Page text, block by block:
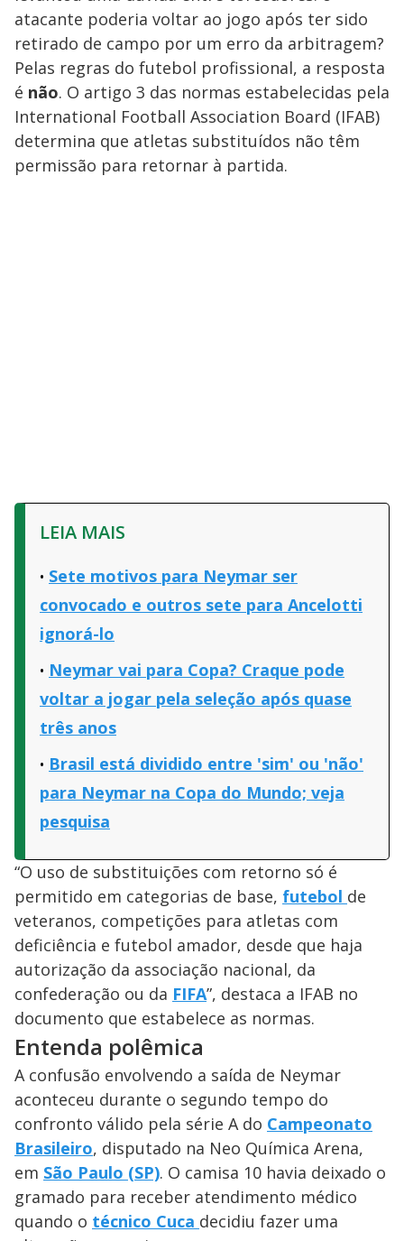
atacante poderia voltar ao jogo após ter sido
retirado de campo por um erro da arbitragem?
Pelas regras do futebol profissional, a resposta
é não. O artigo 3 das normas estabelecidas pela
International Football Association Board (IFAB)
determina que atletas substituídos não têm
permissão para retornar à partida.
LEIA MAIS
Sete motivos para Neymar ser
convocado e outros sete para Ancelotti
ignorá-lo
Neymar vai para Copa? Craque pode
voltar a jogar pela seleção após quase
três anos
Brasil está dividido entre 'sim' ou 'não'
para Neymar na Copa do Mundo; veja
pesquisa
“O uso de substituições com retorno só é
permitido em categorias de base, futebol de
veteranos, competições para atletas com
deficiência e futebol amador, desde que haja
autorização da associação nacional, da
confederação ou da FIFA”, destaca a IFAB no
documento que estabelece as normas.
Entenda polêmica
A confusão envolvendo a saída de Neymar
aconteceu durante o segundo tempo do
confronto válido pela série A do Campeonato
Brasileiro, disputado na Neo Química Arena,
em São Paulo (SP). O camisa 10 havia deixado o
gramado para receber atendimento médico
quando o técnico Cuca decidiu fazer uma